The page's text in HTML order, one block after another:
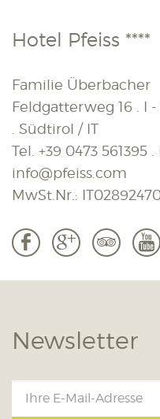
Hotel Pfeiss ****
Familie Überbacher
Feldgatterweg 16 . I -
. Südtirol / IT
Tel. +39 0473 561395
info@pfeiss.com
MwSt.Nr.:
b c 3 r
Newsletter